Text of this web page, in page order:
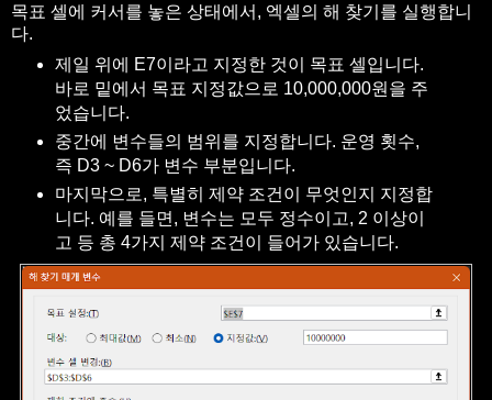
목표 셀에 커서를 놓은 상태에서, 엑셀의 해 찾기를 실행합니
다.
제일 위에 E7이라고 지정한 것이 목표 셀입니다.
바로 밑에서 목표 지정값으로 10,000,000원을 주
었습니다.
중간에 변수들의 범위를 지정합니다. 운영 횟수,
즉 D3 ~ D6가 변수 부분입니다.
마지막으로, 특별히 제약 조건이 무엇인지 지정합
니다. 예를 들면, 변수는 모두 정수이고, 2 이상이
고 등 총 4가지 제약 조건이 들어가 있습니다.